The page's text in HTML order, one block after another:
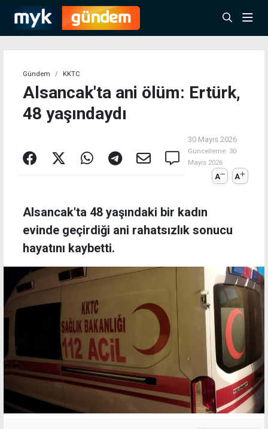
Gündem KKTC
Alsancak'ta ani ölüm: Ertürk,
48 yaşındaydı
30 Mayıs 2026
Güncelleme: 30
Mayıs 2026
A A
Alsancak'ta 48 yaşındaki bir kadın
evinde geçirdiği ani rahatsızlık sonucu
hayatını kaybetti.